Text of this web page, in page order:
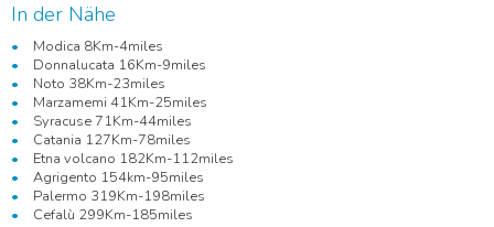
In der Nähe
Modica 8Km-4miles
Donnalucata 16Km-9miles
Noto 38Km-23miles
Marzamemi 41Km-25miles
Syracuse 71Km-44miles
Catania 127Km-78miles
Etna volcano 182Km-112miles
Agrigento 154km-95miles
Palermo 319Km-198miles
Cefalù 299Km-185miles